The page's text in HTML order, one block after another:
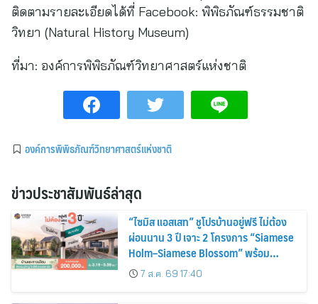
ติดตามรายละเอียดได้ที่ Facebook: พิพิธภัณฑ์ธรรมชาติ
วิทยา (Natural History Museum)
ที่มา: องค์การพิพิธภัณฑ์วิทยาศาสตร์แห่งชาติ
องค์การพิพิธภัณฑ์วิทยาศาสตร์แห่งชาติ
ข่าวประชาสัมพันธ์ล่าสุด
“ไซมิส แอสเสท” ชูโปรบ้านอยู่ฟรี ไม่ต้อง
ผ่อนนาน 3 ปี เจาะ 2 โครงการ “Siamese
Holm–Siamese Blossom” พร้อม
ส่วนลดและสิทธิพิเศษถึง 31 สิงหาคม
2569
7 ส.ค. 69 17:40